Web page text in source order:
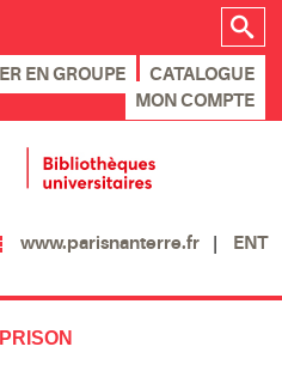
EN GROUPE
CATALOGUE
MON COMPTE
www.parisnanterre.fr ENT